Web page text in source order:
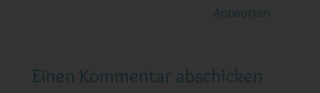
Antworten
Einen Kommentar abschicken